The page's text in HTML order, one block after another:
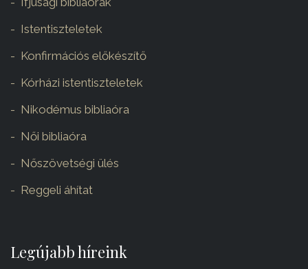
Istentiszteletek
Konfirmációs előkészítő
Kórházi istentiszteletek
Nikodémus bibliaóra
Női bibliaóra
Nőszövetségi ülés
Reggeli áhítat
Legújabb híreink